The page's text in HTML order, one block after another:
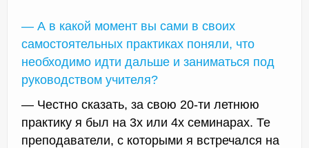
— А в какой момент вы сами в своих
самостоятельных практиках поняли, что
необходимо идти дальше и заниматься под
руководством учителя?
— Честно сказать, за свою 20-ти летнюю
практику я был на 3х или 4х семинарах. Те
преподаватели, с которыми я встречался на